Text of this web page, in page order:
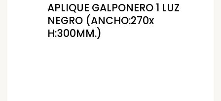
APLIQUE GALPONERO 1 LUZ
NEGRO (ANCHO:270x
H:300MM.)